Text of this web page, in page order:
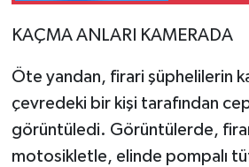
KAÇMA ANLARI KAMERADA
Öte yandan, firari şüphelilerin
çevredeki bir kişi tarafından
görüntüledi. Görüntülerde,
motosikletle, elinde pompalı